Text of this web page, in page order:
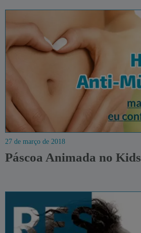
27 de março de 2018
Páscoa Animada no Kids